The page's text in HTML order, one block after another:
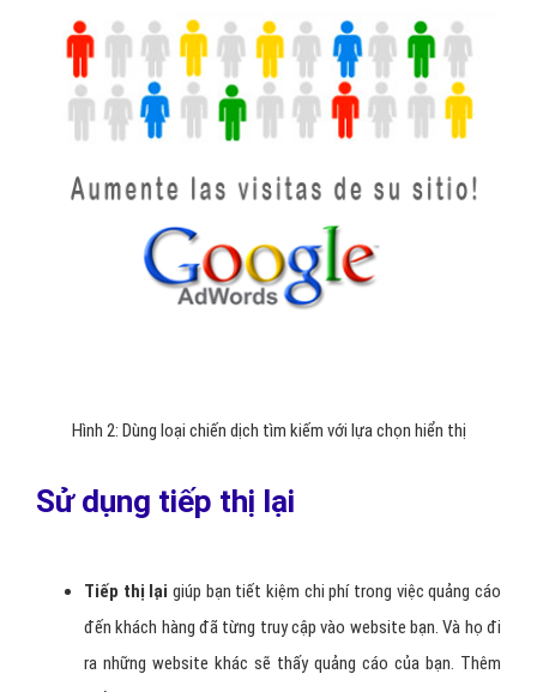
Hình 2: Dùng loại chiến dịch tìm kiếm với lựa chọn hiển thị
Sử dụng tiếp thị lại
Tiếp thị lại giúp bạn tiết kiệm chi phí trong việc quảng cáo
đến khách hàng đã từng truy cập vào website bạn. Và họ đi
ra những website khác sẽ thấy quảng cáo của bạn. Thêm